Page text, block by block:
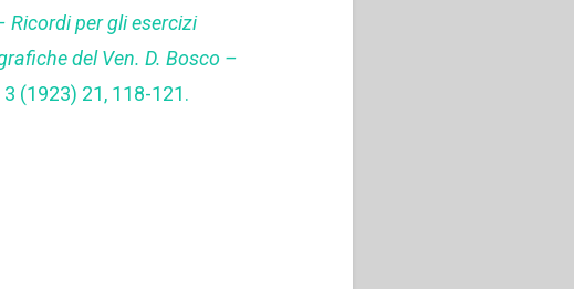
Ricordi per gli esercizi
del Ven. D. Bosco –
(1923) 21, 118-121.